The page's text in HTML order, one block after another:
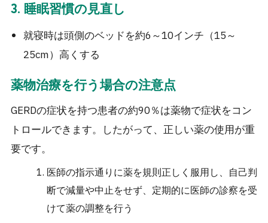
3. 睡眠習慣の見直し
就寝時は頭側のベッドを約6～10インチ（15～
25cm）高くする
薬物治療を行う場合の注意点
GERDの症状を持つ患者の約90％は薬物で症状をコン
トロールできます。したがって、正しい薬の使用が重
要です。
医師の指示通りに薬を規則正しく服用し、自己判
断で減量や中止をせず、定期的に医師の診察を受
けて薬の調整を行う